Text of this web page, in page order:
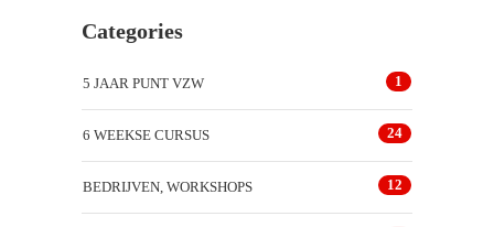
Categories
5 JAAR PUNT VZW 1
6 WEEKSE CURSUS 24
BEDRIJVEN, WORKSHOPS 12